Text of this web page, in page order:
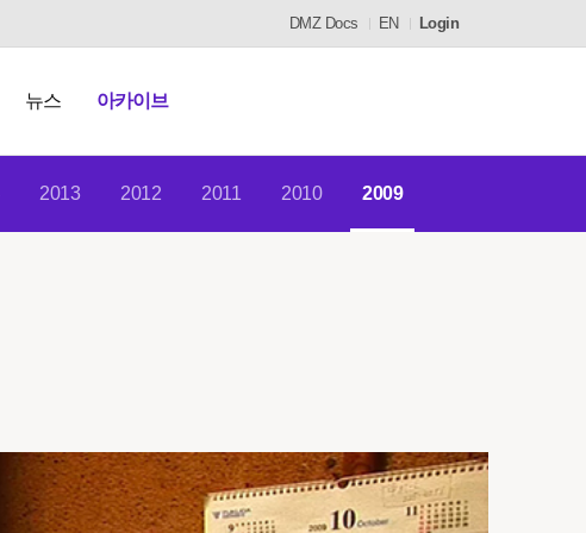
DMZ Docs EN Login
뉴스 아카이브
2013 2012 2011 2010 2009